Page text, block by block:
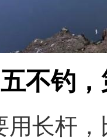
不钓
用长杆